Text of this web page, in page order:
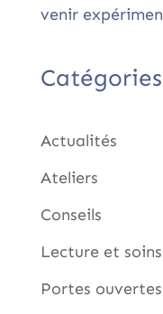
venir
Catégories
Actualités
Ateliers
Conseils
Lecture et
Portes ouvertes